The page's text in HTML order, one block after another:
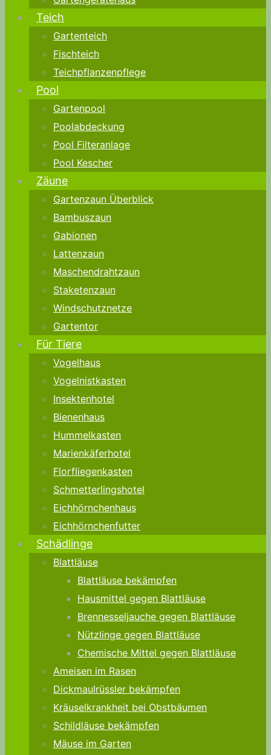
Teich
Gartenteich
Fischteich
Teichpflanzenpflege
Pool
Gartenpool
Poolabdeckung
Pool Filteranlage
Pool Kescher
Zäune
Gartenzaun Überblick
Bambuszaun
Gabionen
Lattenzaun
Maschendrahtzaun
Staketenzaun
Windschutznetze
Gartentor
Für Tiere
Vogelhaus
Vogelnistkasten
Insektenhotel
Bienenhaus
Hummelkasten
Marienkäferhotel
Florfliegenkasten
Schmetterlingshotel
Eichhörnchenhaus
Eichhörnchenfutter
Schädlinge
Blattläuse
Blattläuse bekämpfen
Hausmittel gegen Blattläuse
Brennesseljauche gegen Blattläuse
Nützlinge gegen Blattläuse
Chemische Mittel gegen Blattläuse
Ameisen im Rasen
Dickmaulrüssler bekämpfen
Kräuselkrankheit bei Obstbäumen
Schildläuse bekämpfen
Mäuse im Garten